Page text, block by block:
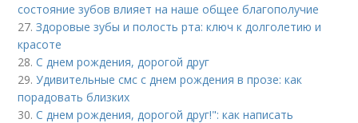
состояние зубов влияет на наше общее благополучие
27.Здоровые зубы и полость рта: ключ к долголетию и
красоте
28.С днем рождения, дорогой друг
29.Удивительные смс с днем рождения в прозе: как
порадовать близких
30.С днем рождения, дорогой друг!": как написать